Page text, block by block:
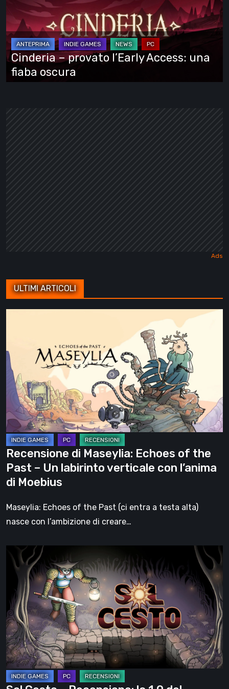
l’Early
Access:
una
fiaba
oscura
Cinderia – provato l’Early Access: una
fiaba oscura
ULTIMI ARTICOLI
Echoes
of
the
Past
–
Un
labirinto
verticale
con
l’anima
di
Recensione di Maseylia: Echoes of the
Past – Un labirinto verticale con l’anima
di Moebius
Maseylia: Echoes of the Past (ci entra a testa alta)
nasce con l’ambizione di creare…
Cesto
Recensione:
la
1.0
del
roguelite
di
Tambouille